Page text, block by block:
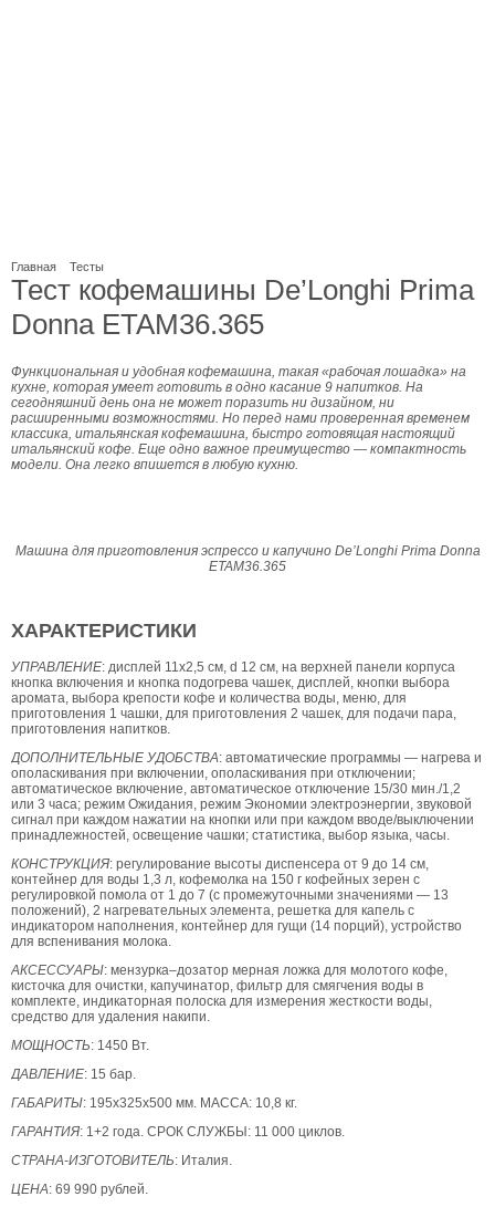
Главная Тесты
Тест кофемашины De’Longhi Prima
Donna ETAM36.365
Функциональная и удобная кофемашина, такая «рабочая лошадка» на
кухне, которая умеет готовить в одно касание 9 напитков. На
сегодняшний день она не может поразить ни дизайном, ни
расширенными возможностями. Но перед нами проверенная временем
классика, итальянская кофемашина, быстро готовящая настоящий
итальянский кофе. Еще одно важное преимущество — компактность
модели. Она легко впишется в любую кухню.
Машина для приготовления эспрессо и капучино De’Longhi Prima Donna
ETAM36.365
ХАРАКТЕРИСТИКИ
УПРАВЛЕНИЕ: дисплей 11х2,5 см, d 12 см, на верхней панели корпуса
кнопка включения и кнопка подогрева чашек, дисплей, кнопки выбора
аромата, выбора крепости кофе и количества воды, меню, для
приготовления 1 чашки, для приготовления 2 чашек, для подачи пара,
приготовления напитков.
ДОПОЛНИТЕЛЬНЫЕ УДОБСТВА: автоматические программы — нагрева и
ополаскивания при включении, ополаскивания при отключении;
автоматическое включение, автоматическое отключение 15/30 мин./1,2
или 3 часа; режим Ожидания, режим Экономии электроэнергии, звуковой
сигнал при каждом нажатии на кнопки или при каждом вводе/выключении
принадлежностей, освещение чашки; статистика, выбор языка, часы.
КОНСТРУКЦИЯ: регулирование высоты диспенсера от 9 до 14 см,
контейнер для воды 1,3 л, кофемолка на 150 г кофейных зерен с
регулировкой помола от 1 до 7 (с промежуточными значениями — 13
положений), 2 нагревательных элемента, решетка для капель с
индикатором наполнения, контейнер для гущи (14 порций), устройство
для вспенивания молока.
АКСЕССУАРЫ: мензурка–дозатор мерная ложка для молотого кофе,
кисточка для очистки, капучинатор, фильтр для смягчения воды в
комплекте, индикаторная полоска для измерения жесткости воды,
средство для удаления накипи.
МОЩНОСТЬ: 1450 Вт.
ДАВЛЕНИЕ: 15 бар.
ГАБАРИТЫ: 195х325х500 мм. МАССА: 10,8 кг.
ГАРАНТИЯ: 1+2 года. СРОК СЛУЖБЫ: 11 000 циклов.
СТРАНА-ИЗГОТОВИТЕЛЬ: Италия.
ЦЕНА: 69 990 рублей.